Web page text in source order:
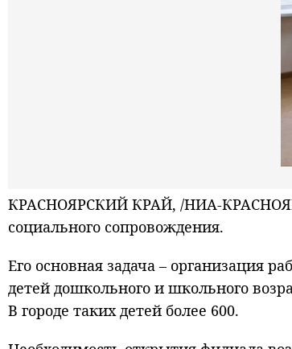
КРАСНОЯРСКИЙ КРАЙ, /НИА-
социального сопровождения.
Его основная задача – организация
детей дошкольного и школьного
В городе таких детей более 600.